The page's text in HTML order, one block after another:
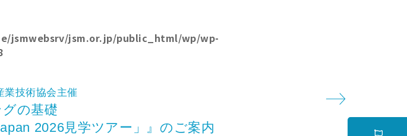
jsmwebsrv/jsm.or.jp/public_html/wp/wp-
業技術協会主催
グの基礎
2026見学ツアー」』のご案内